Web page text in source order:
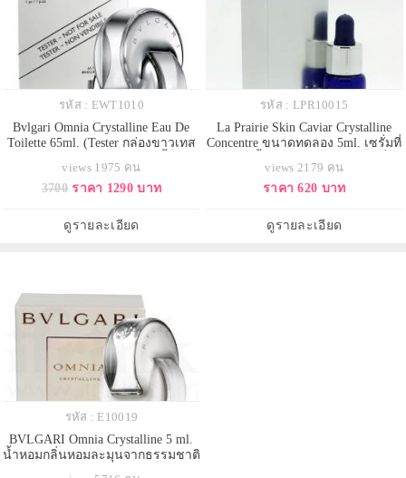
รหัส : EWT1010
Bvlgari Omnia Crystalline Eau De
Toilette 65ml. (Tester กล่องขาวเทส
กลิ่นหอมละมุนจากธรรมชาติอย่าง
ดอกบัว ไผ่ และไม้ยืนต้น เหมาะกับ
แบบนุ่มๆ ขวดน้ำหอมที่ได้รับแรง
บันดาลมาจากคริสตั
views 1975 คน
3700 ราคา 1290 บาท
ดูรายละเอียด
รหัส : LPR10015
La Prairie Skin Caviar Crystalline
Concentre ขนาดทดลอง 5ml. เซรั่มที่
กระจ่างใส ด้วยส่วนผสมของเพชร
ไมก้า คริสตัล และควอซ ที่ช่วยฟื้นฟู
มอบความชุ่มชื้น และมอบประจุพลัง
สารบำรุงความงามให้
views 2179 คน
ราคา 620 บาท
ดูรายละเอียด
รหัส : E10019
BVLGARI Omnia Crystalline 5 ml.
น้ำหอมกลิ่นหอมละมุนจากธรรมชาติ